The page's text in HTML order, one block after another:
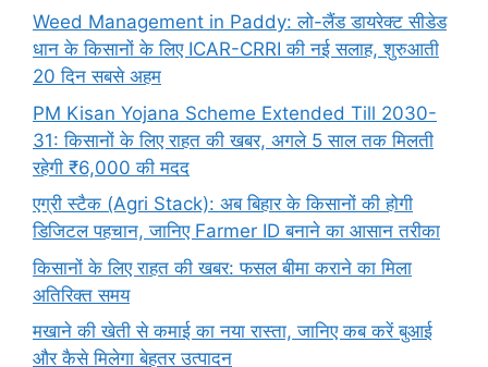
Weed Management in Paddy: लो-लैंड डायरेक्ट सीडेड
धान के किसानों के लिए ICAR-CRRI की नई सलाह, शुरुआती
20 दिन सबसे अहम
PM Kisan Yojana Scheme Extended Till 2030-
31: किसानों के लिए राहत की खबर, अगले 5 साल तक मिलती
रहेगी ₹6,000 की मदद
एग्री स्टैक (Agri Stack): अब बिहार के किसानों की होगी
डिजिटल पहचान, जानिए Farmer ID बनाने का आसान तरीका
किसानों के लिए राहत की खबर: फसल बीमा कराने का मिला
अतिरिक्त समय
मखाने की खेती से कमाई का नया रास्ता, जानिए कब करें बुआई
और कैसे मिलेगा बेहतर उत्पादन